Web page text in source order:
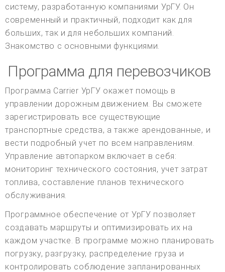
систему, разработанную компаниями УрГУ. Он
современный и практичный, подходит как для
больших, так и для небольших компаний.
Знакомство с основными функциями.
Программа для перевозчиков
Программа Carrier УрГУ окажет помощь в
управлении дорожным движением. Вы сможете
зарегистрировать все существующие
транспортные средства, а также арендованные, и
вести подробный учет по всем направлениям.
Управление автопарком включает в себя:
мониторинг технического состояния, учет затрат
топлива, составление планов технического
обслуживания.
Программное обеспечение от УрГУ позволяет
создавать маршруты и оптимизировать их на
каждом участке. В программе можно планировать
погрузку, разгрузку, распределение груза и
контролировать соблюдение запланированных